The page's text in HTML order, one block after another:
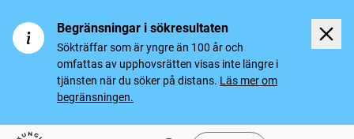
Begränsningar i sökresultaten
Sökträffar som är yngre än 100 år och
omfattas av upphovsrätten visas inte längre i
tjänsten när du söker på distans. Läs mer om
begränsningen.